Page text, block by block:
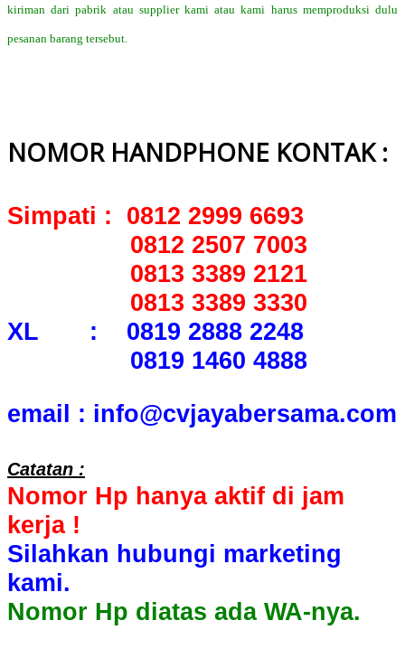
kiriman dari pabrik atau supplier kami atau kami harus memproduksi dulu
pesanan barang tersebut.
NOMOR HANDPHONE KONTAK :
Simpati : 0812 2999 6693
0812 2507 7003
0813 3389 2121
0813 3389 3330
XL : 0819 2888 2248
0819 1460 4888
email : info@cvjayabersama.com
Catatan :
Nomor Hp hanya aktif di jam
kerja !
Silahkan hubungi marketing
kami.
Nomor Hp diatas ada WA-nya.